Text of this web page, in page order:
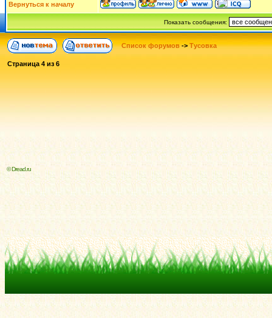
Вернуться к началу
Показать сообщения:
Список форумов->Тусовка
Страница 4 из 6
© Dread.ru